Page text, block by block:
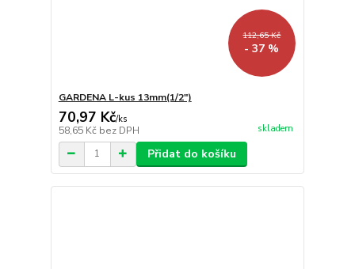
112,65 Kč
- 37 %
GARDENA L-kus 13mm(1/2")
70,97 Kč/ks
58,65 Kč bez DPH skladem
Přidat do košíku